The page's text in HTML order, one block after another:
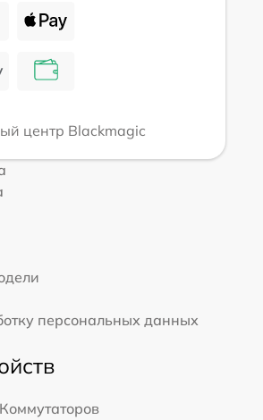
центр Blackmagic
персональных данных
Коммутаторов